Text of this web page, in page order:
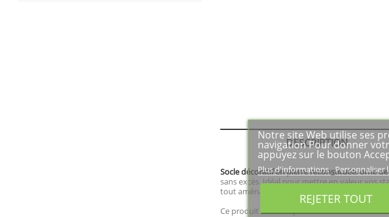
DESCRIPTION
Socle décoratif en pierre reconstituée, orné
sans excès. Idéal pour mettre en valeur vos
tout aménagement extérieur ou intérieur.
Ce produit est fabriqué en Charente-
Notre site Web utilise ses
navigation Pour donner
appuyez sur le bouton
Plus d'informations Personnaliser
REJETER TOUT